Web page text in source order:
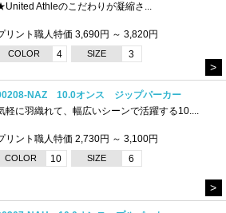
Athleのこだわりが凝縮さ...
リント職人特価 3,690円 ～ 3,820円
COLOR 4 SIZE 3
>
NAZ 10.0オンス ジップパーカー
軽に羽織れて、幅広いシーンで活躍する10....
リント職人特価 2,730円 ～ 3,100円
COLOR 10 SIZE 6
>